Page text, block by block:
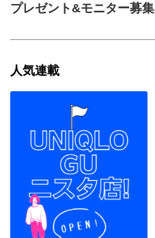
プレゼント&モニター募集
人気連載